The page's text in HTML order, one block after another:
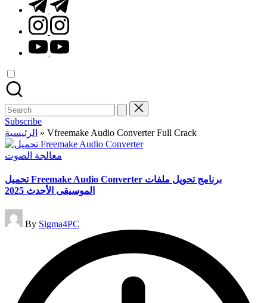
instagram.com
youtube.com
Search
for:
Subscribe
الرئيسية » Vfreemake Audio Converter Full Crack
Posted
معالجة الصوت
تحميل Freemake Audio Converter برنامج تحويل ملفات
الموسيقى الأحدث 2025
Posted
by
By Sigma4PC